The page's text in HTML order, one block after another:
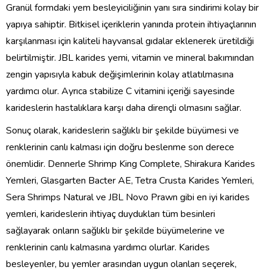
Granül formdaki yem besleyiciliğinin yanı sıra sindirimi kolay bir
yapıya sahiptir. Bitkisel içeriklerin yanında protein ihtiyaçlarının
karşılanması için kaliteli hayvansal gıdalar eklenerek üretildiği
belirtilmiştir. JBL karides yemi, vitamin ve mineral bakımından
zengin yapısıyla kabuk değişimlerinin kolay atlatılmasına
yardımcı olur. Ayrıca stabilize C vitamini içeriği sayesinde
karideslerin hastalıklara karşı daha dirençli olmasını sağlar.
Sonuç olarak, karideslerin sağlıklı bir şekilde büyümesi ve
renklerinin canlı kalması için doğru beslenme son derece
önemlidir. Dennerle Shrimp King Complete, Shirakura Karides
Yemleri, Glasgarten Bacter AE, Tetra Crusta Karides Yemleri,
Sera Shrimps Natural ve JBL Novo Prawn gibi en iyi karides
yemleri, karideslerin ihtiyaç duydukları tüm besinleri
sağlayarak onların sağlıklı bir şekilde büyümelerine ve
renklerinin canlı kalmasına yardımcı olurlar. Karides
besleyenler, bu yemler arasından uygun olanları seçerek,